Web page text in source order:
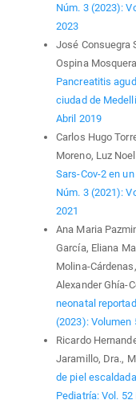
Núm. 3 (2023):
2023
José Consuegra
Ospina
Pancreatitis
ciudad de
Abril 2019
Carlos Hugo
Moreno, Luz
Sars-Cov-2 en
Núm. 3 (2021):
2021
Ana Maria
García, Eliana
Molina-
Alexander Ghía-
neonatal
(2023): Volumen
Ricardo
Jaramillo, Dra.,
de piel
Pediatría: Vol.